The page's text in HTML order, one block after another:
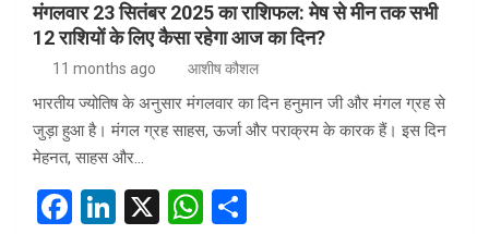
मंगलवार 23 सितंबर 2025 का राशिफल: मेष से मीन तक सभी
12 राशियों के लिए कैसा रहेगा आज का दिन?
11 months ago आशीष कौशल
भारतीय ज्योतिष के अनुसार मंगलवार का दिन हनुमान जी और मंगल ग्रह से
जुड़ा हुआ है। मंगल ग्रह साहस, ऊर्जा और पराक्रम के कारक हैं। इस दिन
मेहनत, साहस और…
F
Li
X
W